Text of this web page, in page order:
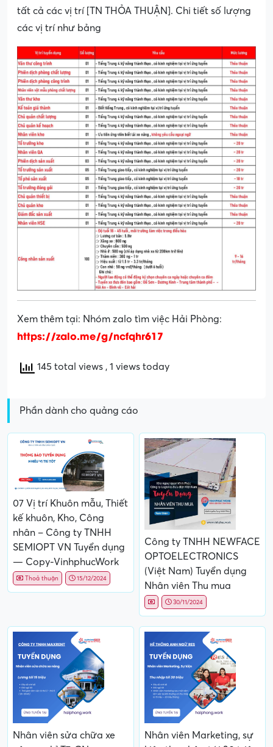
tất cả các vị trí [TN THỎA THUẬN]. Chi tiết số lượng
các vị trí như bảng
Xem thêm tại: Nhóm zalo tìm việc Hải Phòng:
https://zalo.me/g/ncfqhr617
145 total views , 1 views today
Phần dành cho quảng cáo
07 Vị trí Khuôn mẫu, Thiết
kế khuôn, Kho, Công
nhân – Công ty TNHH
SEMIOPT VN Tuyển dụng
— Copy-VinhphucWork
Thoả thuận 15/12/2024
Công ty TNHH NEWFACE
OPTOELECTRONICS
(Việt Nam) Tuyển dụng
Nhân viên Thu mua
30/11/2024
Nhân viên sửa chữa xe
Nhân viên Marketing, sự